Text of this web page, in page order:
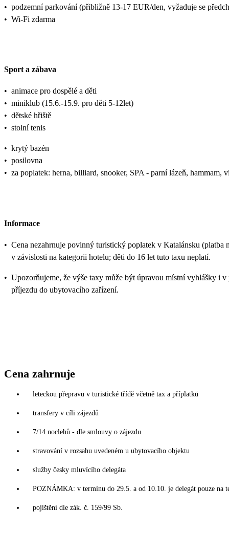
• podzemní parkování (přibližně 13-17 EUR/den, vyžaduje se
• Wi-Fi zdarma
Sport a zábava
• animace pro dospělé a děti
• miniklub (15.6.-15.9. pro děti 5-12let)
• dětské hřiště
• stolní tenis
• krytý bazén
• posilovna
• za poplatek: herna, billiard, snooker, SPA - parní lázeň, hammam,
Informace
• Cena nezahrnuje povinný turistický poplatek v Katalánsku
v závislosti na kategorii hotelu; děti do 16 let tuto taxu neplatí.
• Upozorňujeme, že výše taxy může být úpravou místní vyhlášky i
příjezdu do ubytovacího zařízení.
Cena zahrnuje
leteckou přepravu v turistické třídě včetně tax a příplatků
transfery v cíli zájezdů
7/14 noclehů - dle smlouvy o zájezdu
stravování v rozsahu uvedeném u ubytovacího objektu
služby česky mluvícího delegáta
POZNÁMKA: v termínu do 29.5. a od 10.10. je delegát pouze na
pojištění dle zák. č. 159/99 Sb.